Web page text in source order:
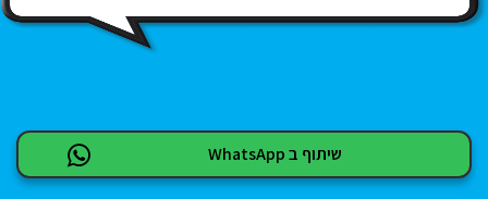
שיתוף ב WhatsApp